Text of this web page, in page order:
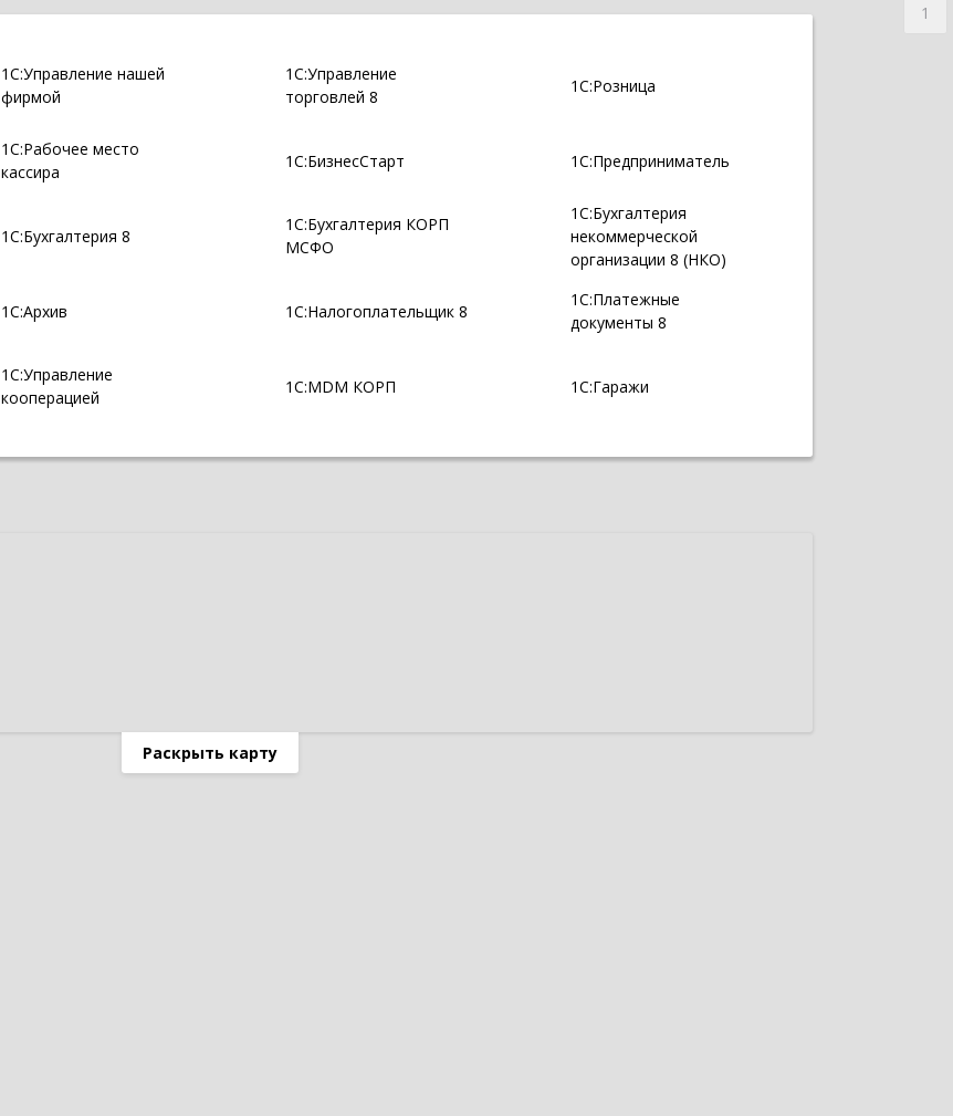
1С:Управление нашей
фирмой
1С:Управление
торговлей 8
1С:Розница
1С:Рабочее место
кассира
1С:БизнесСтарт 1С:Предприниматель
1С:Бухгалтерия 8
1С:Бухгалтерия КОРП
МСФО
1С:Бухгалтерия
некоммерческой
организации 8 (НКО)
1С:Архив 1С:Налогоплательщик 8
1С:Платежные
документы 8
1С:Управление
кооперацией
1С:MDM КОРП 1С:Гаражи
Раскрыть карту
1